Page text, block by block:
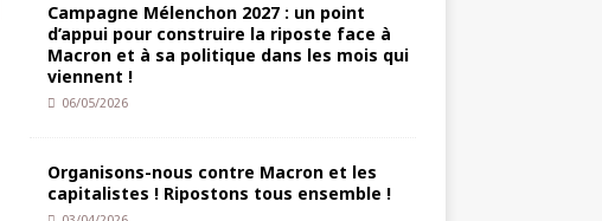
Campagne Mélenchon 2027 : un point
d’appui pour construire la riposte face à
Macron et à sa politique dans les mois qui
viennent !
06/05/2026
Organisons-nous contre Macron et les
capitalistes ! Ripostons tous ensemble !